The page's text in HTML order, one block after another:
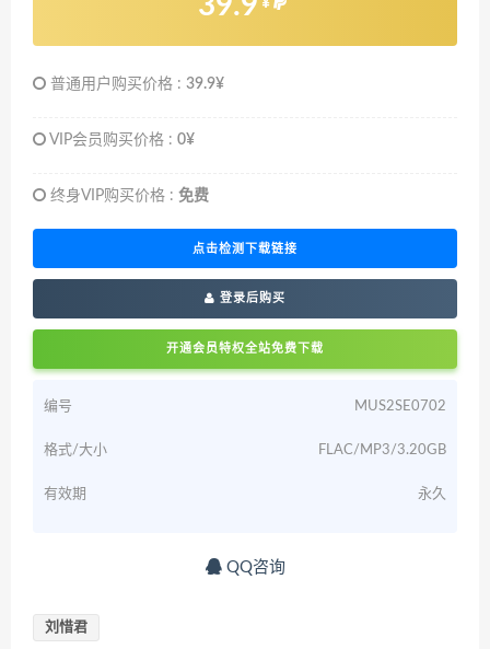
¥
普通用户购买价格 : 39.9¥
VIP会员购买价格 : 0¥
终身VIP购买价格 : 免费
点击检测下载链接
登录后购买
开通会员特权全站免费下载
编号 MUS2SE0702
格式/大小 FLAC/MP3/3.20GB
有效期 永久
QQ咨询
刘惜君